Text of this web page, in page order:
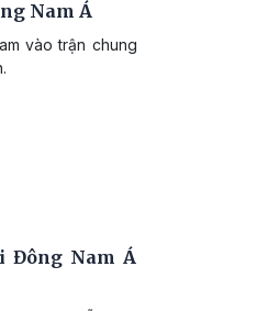
Nam Á
vào trận chung
Đông Nam Á